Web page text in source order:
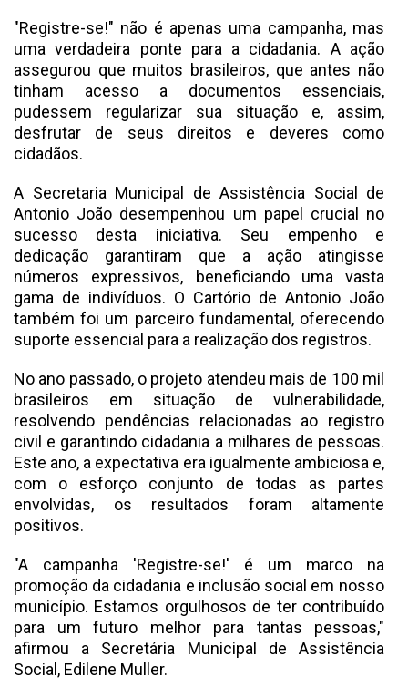
"Registre-se!" não é apenas uma campanha, mas
uma verdadeira ponte para a cidadania. A ação
assegurou que muitos brasileiros, que antes não
tinham acesso a documentos essenciais,
pudessem regularizar sua situação e, assim,
desfrutar de seus direitos e deveres como
cidadãos.
A Secretaria Municipal de Assistência Social de
Antonio João desempenhou um papel crucial no
sucesso desta iniciativa. Seu empenho e
dedicação garantiram que a ação atingisse
números expressivos, beneficiando uma vasta
gama de indivíduos. O Cartório de Antonio João
também foi um parceiro fundamental, oferecendo
suporte essencial para a realização dos registros.
No ano passado, o projeto atendeu mais de 100 mil
brasileiros em situação de vulnerabilidade,
resolvendo pendências relacionadas ao registro
civil e garantindo cidadania a milhares de pessoas.
Este ano, a expectativa era igualmente ambiciosa e,
com o esforço conjunto de todas as partes
envolvidas, os resultados foram altamente
positivos.
"A campanha 'Registre-se!' é um marco na
promoção da cidadania e inclusão social em nosso
município. Estamos orgulhosos de ter contribuído
para um futuro melhor para tantas pessoas,"
afirmou a Secretária Municipal de Assistência
Social, Edilene Muller.